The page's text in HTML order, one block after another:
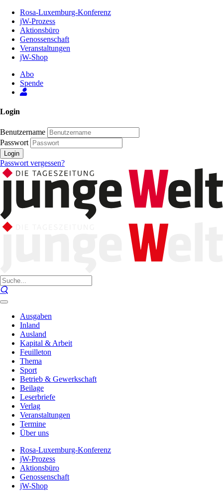
Inhalt
Seite
Rosa-Luxemburg-Konferenz
jW-Prozess
Aktionsbüro
Genossenschaft
Veranstaltungen
jW-Shop
Abo
Spende
Login
Benutzername
Passwort
Login
Passwort vergessen?
Ausgaben
Inland
Ausland
Kapital & Arbeit
Feuilleton
Thema
Sport
Betrieb & Gewerkschaft
Beilage
Leserbriefe
Verlag
Veranstaltungen
Termine
Über uns
Rosa-Luxemburg-Konferenz
jW-Prozess
Aktionsbüro
Genossenschaft
jW-Shop